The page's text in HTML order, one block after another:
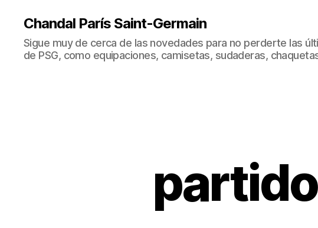
Chandal París Saint-Germain
Sigue muy de cerca de las novedades para no perderte las
de PSG, como equipaciones, camisetas, sudaderas,